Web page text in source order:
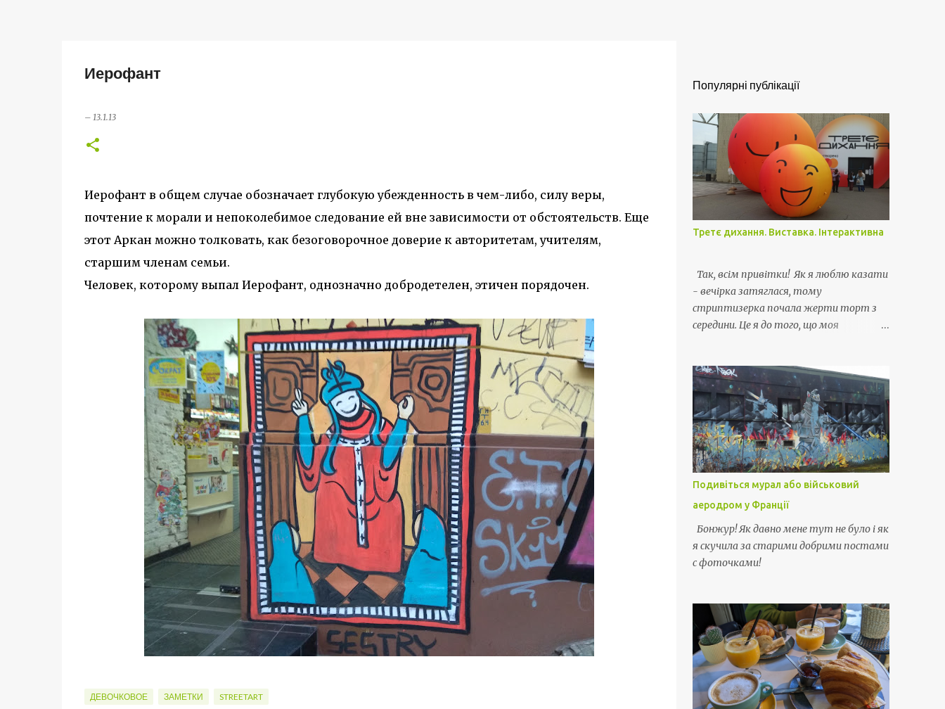
Иерофант
– 13.1.13
Иерофант в общем случае обозначает глубокую убежденность в чем-либо, силу веры,
почтение к морали и непоколебимое следование ей вне зависимости от обстоятельств. Еще
этот Аркан можно толковать, как безоговорочное доверие к авторитетам, учителям,
старшим членам семьи.
Человек, которому выпал Иерофант, однозначно добродетелен, этичен порядочен.
ДЕВОЧКОВОЕ ЗАМЕТКИ STREETART
Популярні публікації
Третє дихання. Виставка. Інтерактивна
Так, всім привітки! Як я люблю казати
- вечірка затяглася, тому
стриптизерка почала жерти торт з
середини. Це я до того, що моя
витікаючими.
Подивіться мурал або військовий
аеродром у Франції
Бонжур! Як давно мене тут не було і як
я скучила за старими добрими постами
с фоточками!